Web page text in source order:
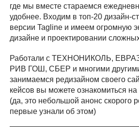
где мы вместе стараемся
удобнее. Входим в топ-20 дизайн-
версии Tagline и имеем огромную
дизайне и проектировании
Работали с ТЕХНОНИКОЛЬ,
РИВ ГОШ, СБЕР и многими
занимаемся редизайном своего
кейсов вы можете ознакомиться на
(да, это небольшой анонс скорого
первые узнали об этом)